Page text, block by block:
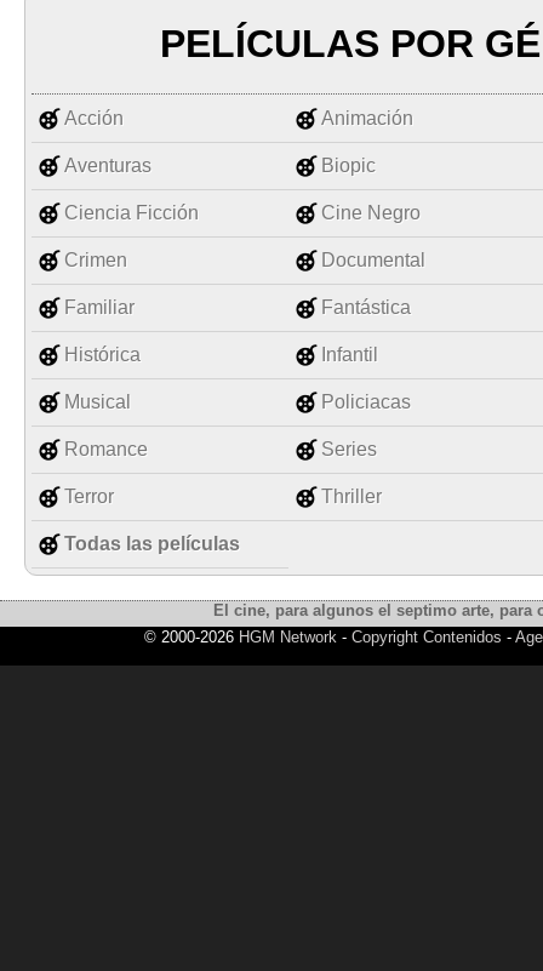
PELÍCULAS POR
Acción Animación
Aventuras Biopic
Ciencia Ficción Cine Negro
Crimen Documental
Familiar Fantástica
Histórica Infantil
Musical Policiacas
Romance Series
Terror Thriller
Todas las películas
El cine, para algunos el septimo arte,
© 2000-2026 HGM Network- Copyright Contenidos -